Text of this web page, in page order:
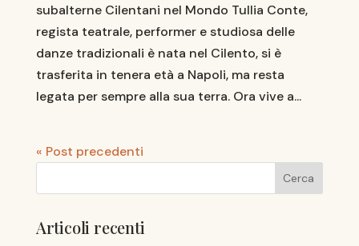
subalterne Cilentani nel Mondo Tullia Conte,
regista teatrale, performer e studiosa delle
danze tradizionali è nata nel Cilento, si è
trasferita in tenera età a Napoli, ma resta
legata per sempre alla sua terra. Ora vive a...
« Post precedenti
Articoli recenti